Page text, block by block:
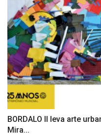
BORDALO II leva arte
Mira...